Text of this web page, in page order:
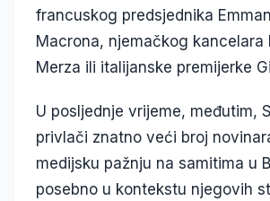
francuskog predsjednika
Macrona, njemačkog kancelara
Merza ili italijanske premijerke
U posljednje vrijeme, međutim,
privlači znatno veći broj
medijsku pažnju na samitima u
posebno u kontekstu njegovih